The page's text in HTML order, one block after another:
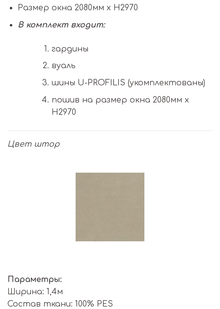
Размер окна 2080мм х H2970
В комплект входит:
гардины
вуаль
шины U-PROFILIS (укомплектованы)
пошив на размер окна 2080мм х
H2970
Цвет штор
Параметры:
Ширина: 1,4м
Состав ткани: 100% PES